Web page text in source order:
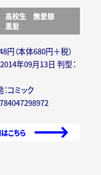
高校生
無愛想
黒髪
円（本体680円＋税）
年09月13日 判型：
コミック
こちら